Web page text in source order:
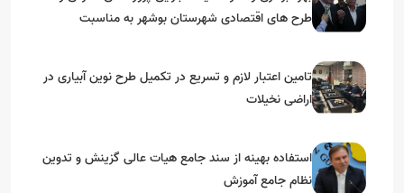
طرح های اقتصادی شهرستان بوشهر به مناسبت
تامین اعتبار لازم و تسریع در تکمیل طرح نوین آبیاری در
اراضی نخیلات
استفاده بهینه از سند جامع هیات عالی گزینش و‌ تدوین
نظام جامع آموزش